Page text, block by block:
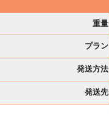
重量
プラン
発送方法
発送先